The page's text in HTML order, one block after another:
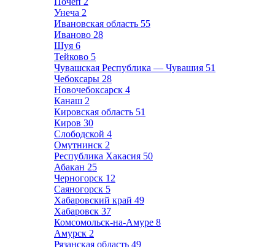
Унеча 2
Ивановская область 55
Иваново 28
Шуя 6
Тейково 5
Чувашская Республика — Чувашия 51
Чебоксары 28
Новочебоксарск 4
Канаш 2
Кировская область 51
Киров 30
Слободской 4
Омутнинск 2
Республика Хакасия 50
Абакан 25
Черногорск 12
Саяногорск 5
Хабаровский край 49
Хабаровск 37
Комсомольск-на-Амуре 8
Амурск 2
Рязанская область 49